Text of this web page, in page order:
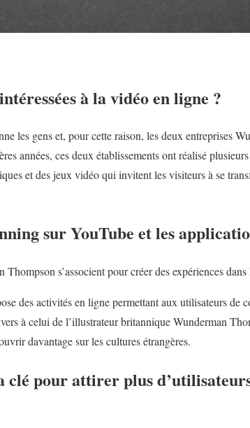
à la vidéo en ligne ?
les gens et, pour cette raison, les deux entreprises
années, ces deux établissements ont réalisé
et des jeux vidéo qui invitent les visiteurs à se
sur YouTube et les
s’associent pour créer des expériences dans
des activités en ligne permettant aux utilisateurs de
à celui de l’illustrateur britannique Wunderman
davantage sur les cultures étrangères.
pour attirer plus